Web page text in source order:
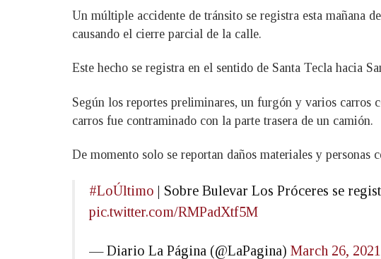
Un múltiple accidente de tránsito se registra esta mañana
causando el cierre parcial de la calle.
Este hecho se registra en el sentido de Santa Tecla hacia
Según los reportes preliminares, un furgón y varios carros
carros fue contraminado con la parte trasera de un camión.
De momento solo se reportan daños materiales y
#LoÚltimo | Sobre Bulevar Los Próceres se
pic.twitter.com/RMPadXtf5M
— Diario La Página (@LaPagina) March 26, 2021